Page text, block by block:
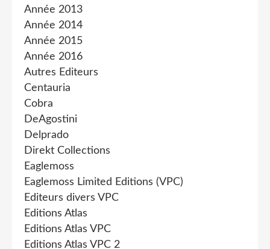
Année 2013
Année 2014
Année 2015
Année 2016
Autres Editeurs
Centauria
Cobra
DeAgostini
Delprado
Direkt Collections
Eaglemoss
Eaglemoss Limited Editions (VPC)
Editeurs divers VPC
Editions Atlas
Editions Atlas VPC
Editions Atlas VPC 2